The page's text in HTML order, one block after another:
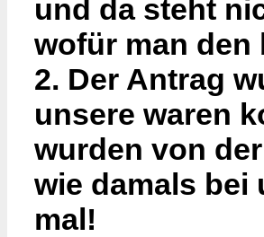
und da steht
wofür man den
2. Der Antrag
unsere waren
wurden von
wie damals bei
mal!